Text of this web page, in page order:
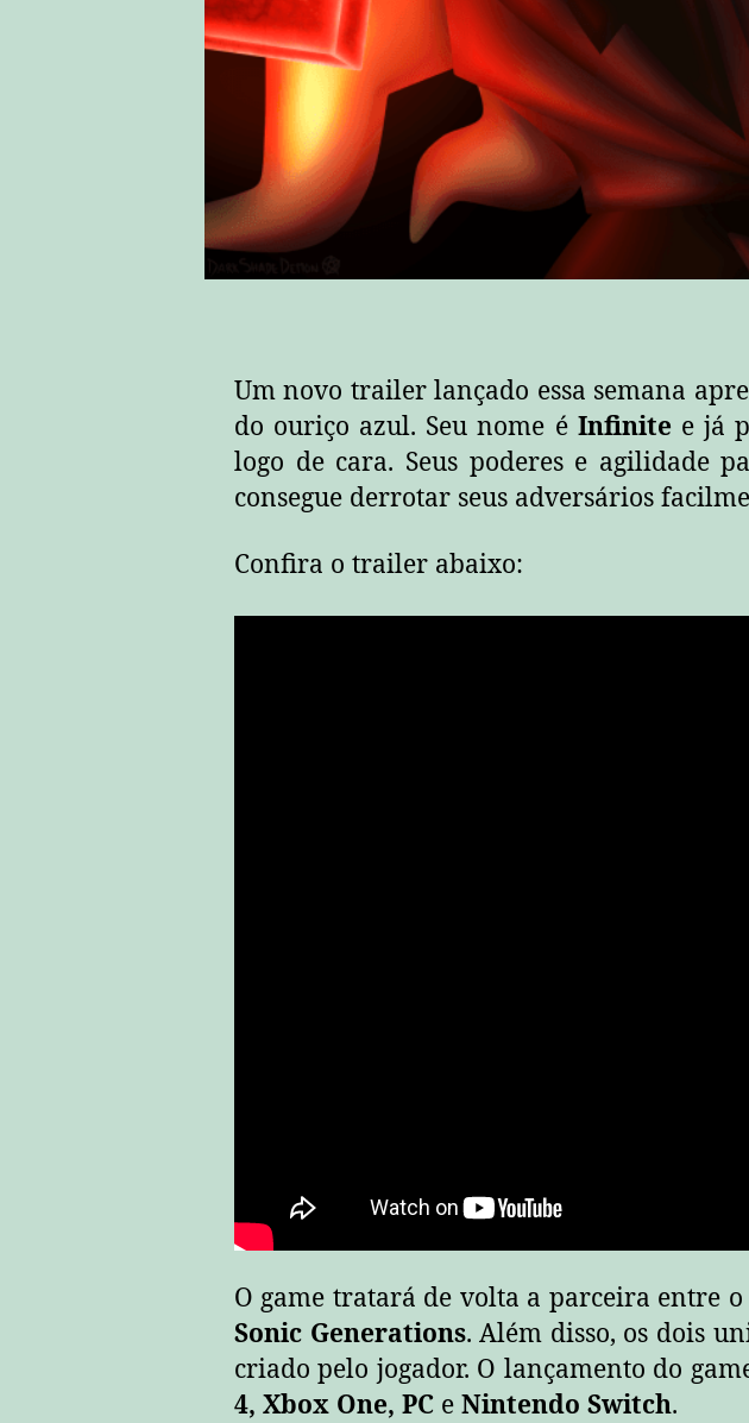
Um novo trailer lançado essa semana
do ouriço azul. Seu nome é Infinite e já
logo de cara. Seus poderes e agilidade
consegue derrotar seus adversários
Confira o trailer abaixo:
O game tratará de volta a parceira entre o
Sonic Generations. Além disso, os dois
criado pelo jogador. O lançamento do
4, Xbox One, PC e Nintendo Switch.